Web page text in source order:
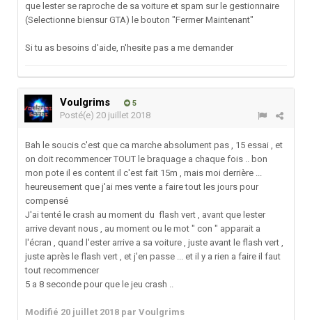
que lester se raproche de sa voiture et spam sur le gestionnaire
(Selectionne biensur GTA) le bouton "Fermer Maintenant"
Si tu as besoins d'aide, n'hesite pas a me demander
Voulgrims 5
Posté(e) 20 juillet 2018
Bah le soucis c'est que ca marche absolument pas , 15 essai , et
on doit recommencer TOUT le braquage a chaque fois .. bon
mon pote il es content il c'est fait 15m , mais moi derrière ...
heureusement que j'ai mes vente a faire tout les jours pour
compensé
J'ai tenté le crash au moment du flash vert , avant que lester
arrive devant nous , au moment ou le mot " con " apparait a
l'écran , quand l'ester arrive a sa voiture , juste avant le flash vert ,
juste après le flash vert , et j'en passe ... et il y a rien a faire il faut
tout recommencer
5 a 8 seconde pour que le jeu crash ..
Modifié 20 juillet 2018 par Voulgrims